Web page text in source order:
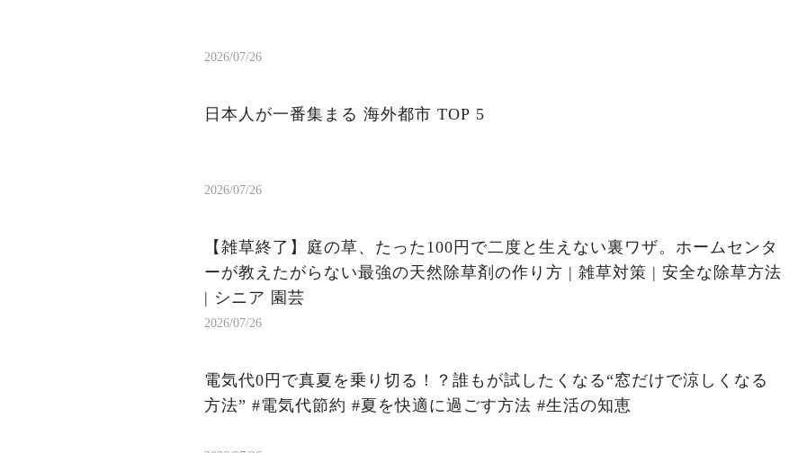
2026/07/26
日本人が一番集まる 海外都市 TOP 5
2026/07/26
【雑草終了】庭の草、たった100円で二度と生えない裏ワザ。ホームセンタ
ーが教えたがらない最強の天然除草剤の作り方 | 雑草対策 | 安全な除草方法
| シニア 園芸
2026/07/26
電気代0円で真夏を乗り切る！？誰もが試したくなる“窓だけで涼しくなる
方法” #電気代節約 #夏を快適に過ごす方法 #生活の知恵